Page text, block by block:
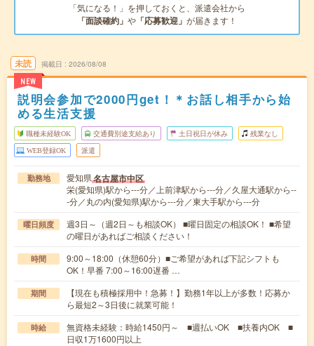
「気になる！」を押しておくと、派遣会社から
「面談確約」 や 「応募歓迎」 が届きます！
未読
NEW
掲載日 2026/08/08
説明会参加で2000円get！＊お話し相手から始
める生活支援
職種未経験OK 交通費別途支給あり 土日祝日が休み 残業なし
WEB登録OK 派遣
勤務地 愛知県名古屋市中区
栄(愛知県)駅から---分／上前津駅から---分／久屋大通駅から--
-分／丸の内(愛知県)駅から---分／東大手駅から---分
曜日頻度
週3日～（週2日～も相談OK） ■曜日固定の相談OK！ ■希望
の曜日があればご相談ください！
時間
9:00～18:00（休憩60分）■ご希望があれば下記シフトも
OK！早番 7:00～16:00遅番 …
期間
【現在も積極採用中！急募！】勤務1年以上が多数！応募か
ら最短2～3日後に就業可能！
時給
無資格未経験：時給1450円～ ■週払いOK ■扶養内OK ■
日収1万1600円以上